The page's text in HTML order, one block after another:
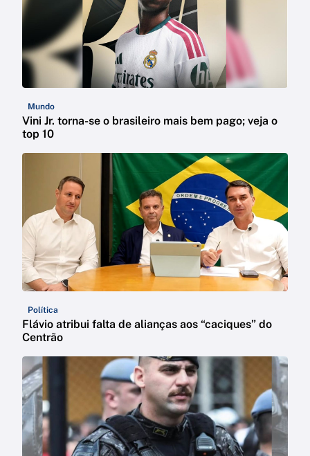
Mundo
Vini Jr. torna-se o brasileiro mais bem pago; veja o
top 10
Política
Flávio atribui falta de alianças aos “caciques” do
Centrão